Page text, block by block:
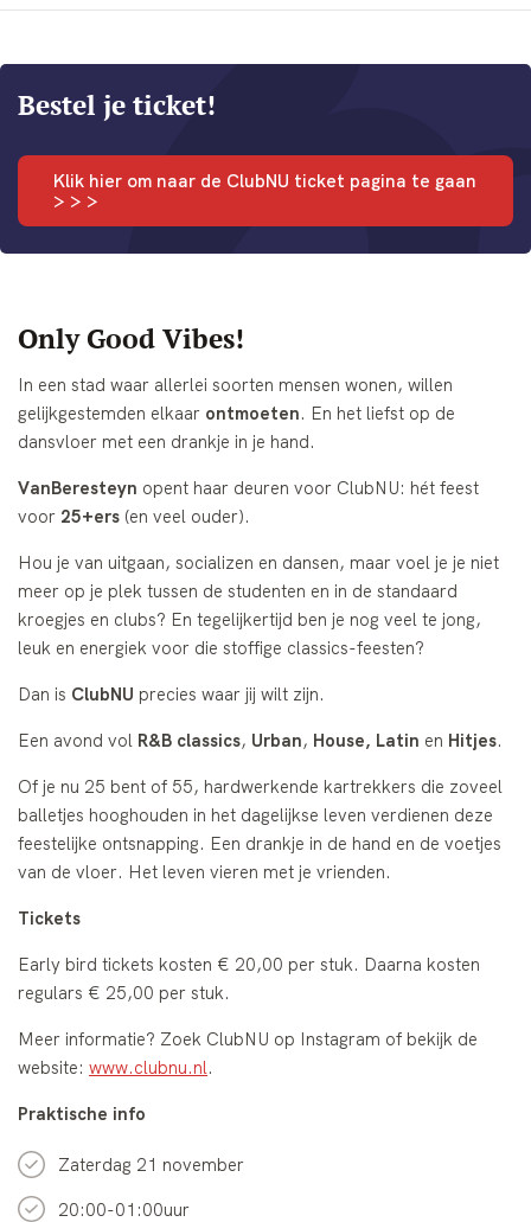
Bestel je ticket!
Klik hier om naar de ClubNU ticket pagina te gaan
> > >
Only Good Vibes!
In een stad waar allerlei soorten mensen wonen, willen
gelijkgestemden elkaar ontmoeten. En het liefst op de
dansvloer met een drankje in je hand.
VanBeresteyn opent haar deuren voor ClubNU: hét feest
voor 25+ers (en veel ouder).
Hou je van uitgaan, socializen en dansen, maar voel je je niet
meer op je plek tussen de studenten en in de standaard
kroegjes en clubs? En tegelijkertijd ben je nog veel te jong,
leuk en energiek voor die stoffige classics-feesten?
Dan is ClubNU precies waar jij wilt zijn.
Een avond vol R&B classics, Urban, House, Latin en Hitjes.
Of je nu 25 bent of 55, hardwerkende kartrekkers die zoveel
balletjes hooghouden in het dagelijkse leven verdienen deze
feestelijke ontsnapping. Een drankje in de hand en de voetjes
van de vloer. Het leven vieren met je vrienden.
Tickets
Early bird tickets kosten € 20,00 per stuk. Daarna kosten
regulars € 25,00 per stuk.
Meer informatie? Zoek ClubNU op Instagram of bekijk de
website: www.clubnu.nl .
Praktische info
Zaterdag 21 november
20:00-01:00uur